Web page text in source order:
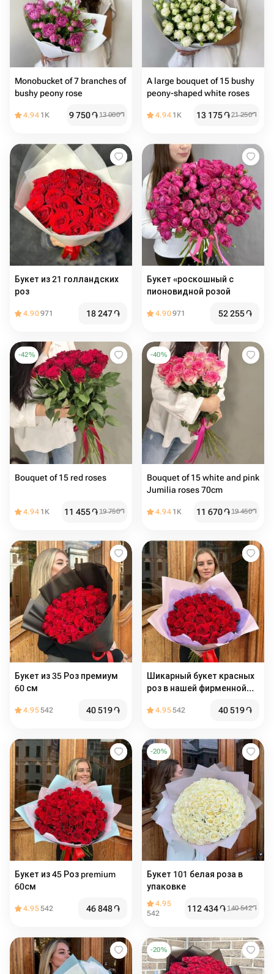
Monobucket of 7 branches of
bushy peony rose
4.94 1K 9 750֏13 000֏
A large bouquet of 15 bushy
peony-shaped white roses
4.94 1K 13 175֏21 250֏
Букет из 21 голландских
роз
4.90971 18 247֏
Букет «роскошный с
пионовидной розой
4.90971 52 255֏
-42%
Bouquet of 15 red roses
4.94 1K 11 455֏19 750֏
-40%
Bouquet of 15 white and pink
Jumilia roses 70cm
4.94 1K 11 670֏19 450֏
Букет из 35 Роз премиум
60 см
4.95542 40 519֏
Шикарный букет красных
роз в нашей фирменной
будет идеальным
4.95542 40 519֏
Букет из 45 Роз premium
60см
4.95542 46 848֏
-20%
Букет 101 белая роза в
упаковке
4.95
542
112 434֏ 140 542֏
-20%